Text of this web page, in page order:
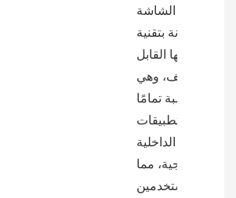
تتميز الشاشة
المرنة بتقنية LED
بتصميمها القابل
للتكيف، وهي
مناسبة تمامًا
للتطبيقات
الداخلية
والخارجية، مما
يوفر للمستخدمين